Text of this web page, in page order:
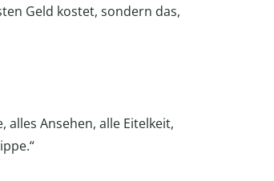
Geld kostet, sondern das,
alles Ansehen, alle Eitelkeit,